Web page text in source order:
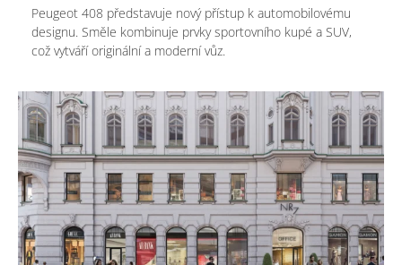
Peugeot 408 představuje nový přístup k automobilovému
designu. Směle kombinuje prvky sportovního kupé a SUV,
což vytváří originální a moderní vůz.